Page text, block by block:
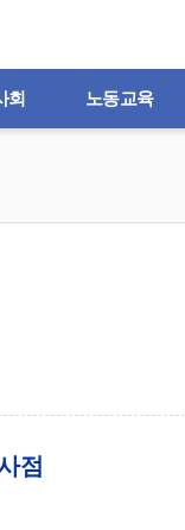
회 노동교육
점